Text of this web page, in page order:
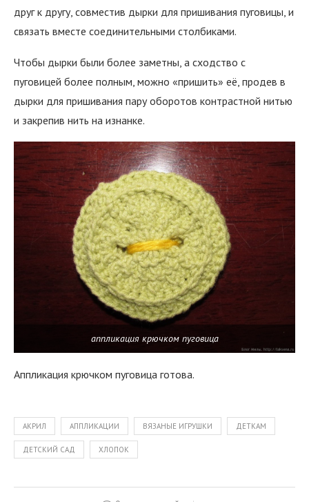
друг к другу, совместив дырки для пришивания пуговицы, и
связать вместе соединительными столбиками.
Чтобы дырки были более заметны, а сходство с
пуговицей более полным, можно «пришить» её, продев в
дырки для пришивания пару оборотов контрастной нитью
и закрепив нить на изнанке.
аппликация крючком пуговица
Аппликация крючком пуговица готова.
АКРИЛ АППЛИКАЦИИ ВЯЗАНЫЕ ИГРУШКИ ДЕТКАМ
ДЕТСКИЙ САД ХЛОПОК